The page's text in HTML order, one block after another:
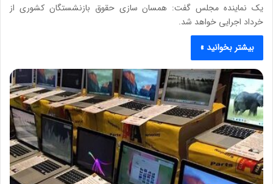
یک نماینده مجلس گفت: همسان سازی حقوق بازنشستگان کشوری از
خرداد اجرایی خواهد شد.
بیشتر بخوانید »